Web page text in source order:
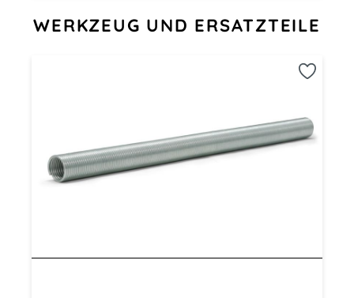
Produktgalerie überspringen
WERKZEUG UND ERSATZTEILE